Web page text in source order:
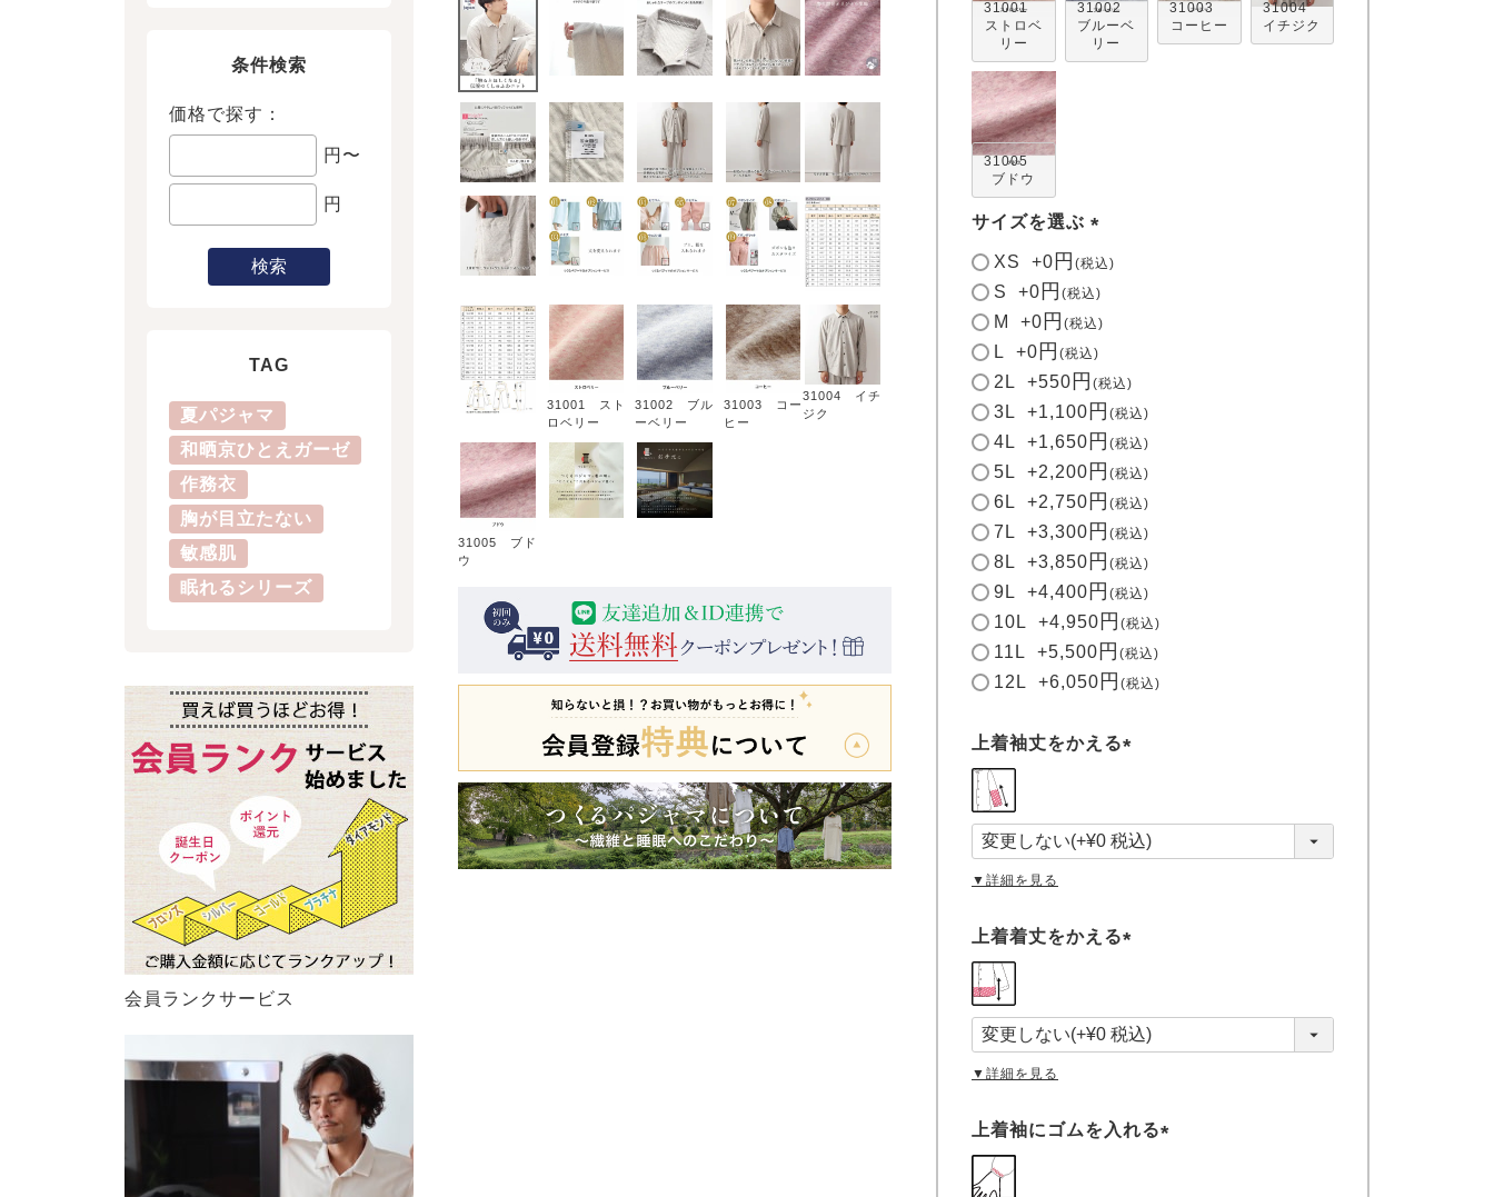
条件検索
価格で探す：
円〜
円
検索
TAG
夏パジャマ
和晒京ひとえガーゼ
作務衣
胸が目立たない
敏感肌
眠れるシリーズ
会員ランクサービス
31001 スト
ロベリー
31002 ブル
ーベリー
31003 コー
ヒー
31004 イチ
ジク
31005 ブド
ウ
31001
ストロベ
リー
31002
ブルーベ
リー
31003
コーヒー
31004
イチジク
31005
ブドウ
サイズを選ぶ
(
)
XS +0 税込
S +0 税込
M +0 税込
L +0 税込
2L +550 税込
3L +1,100 税込
4L +1,650 税込
5L +2,200 税込
6L +2,750 税込
7L +3,300 税込
8L +3,850 税込
9L +4,400 税込
10L +4,950 税込
11L +5,500 税込
12L +6,050 税込
上着袖丈をかえる
須
)
▼詳細を見る
上着着丈をかえる
須
)
▼詳細を見る
上着袖にゴムを入れる